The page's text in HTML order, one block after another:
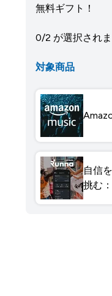
無料ギフト！
0/2 が選択され
対象商品
自信
挑む